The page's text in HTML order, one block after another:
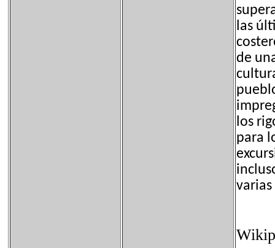
las
de
los
para